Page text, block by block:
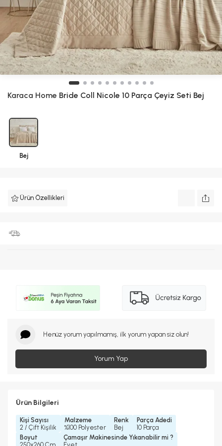
Karaca Home Bride Coll Nicole 10 Parça Çeyiz Seti Bej
Bej
Ürün Özellikleri
Henüz yorum yapılmamış, ilk yorum yapan siz olun!
Yorum Yap
Ürün Bilgileri
Kişi Sayısı
2 / Çift Kişilik
Malzeme
%100 Polyester
Renk
Bej
Parça Adedi
10 Parça
Boyut
250x260 Cm
Çamaşır Makinesinde Yıkanabilir mi ?
Evet